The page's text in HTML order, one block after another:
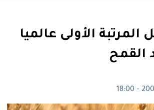
المرتبة الأولى عالميا
القمح